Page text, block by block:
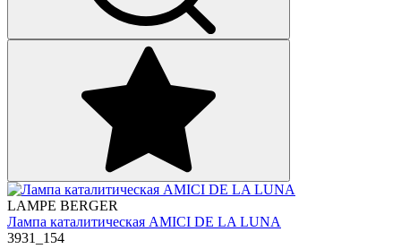
LAMPE BERGER
Лампа каталитическая AMICI DE LA LUNA
3931_154